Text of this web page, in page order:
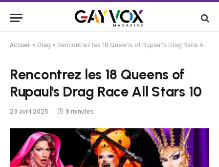
Accueil » Drag » Rencontrez les 18 Queens of Rupaul's Drag Race All Stars 10
Rencontrez les 18 Queens of
Rupaul's Drag Race All Stars 10
23 avril 2025 8 minutes